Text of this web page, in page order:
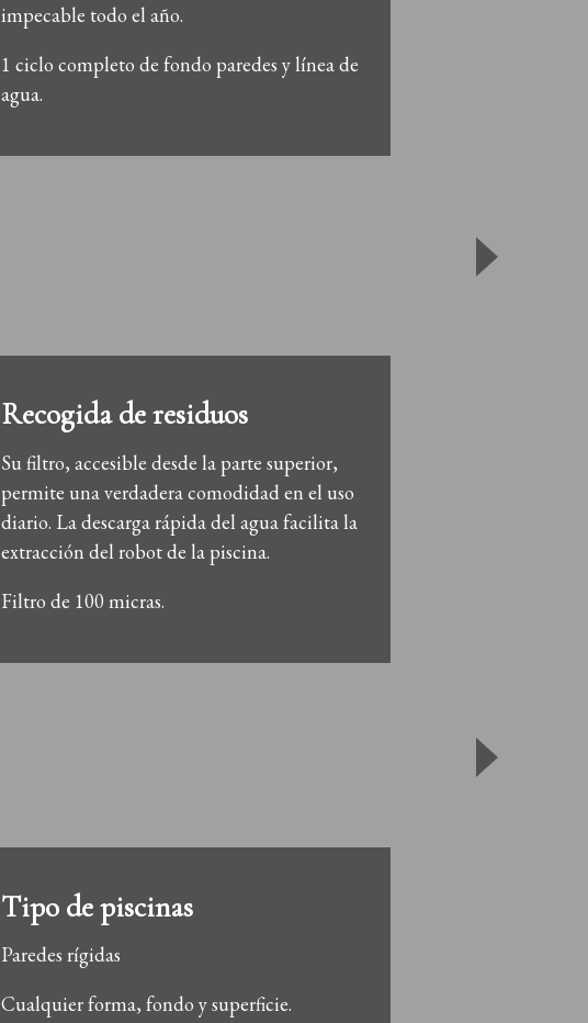
impecable todo el año.
1 ciclo completo de fondo paredes y línea de
agua.
Recogida de residuos
Su filtro, accesible desde la parte superior,
permite una verdadera comodidad en el uso
diario. La descarga rápida del agua facilita la
extracción del robot de la piscina.
Filtro de 100 micras.
Tipo de piscinas
Paredes rígidas
Cualquier forma, fondo y superficie.